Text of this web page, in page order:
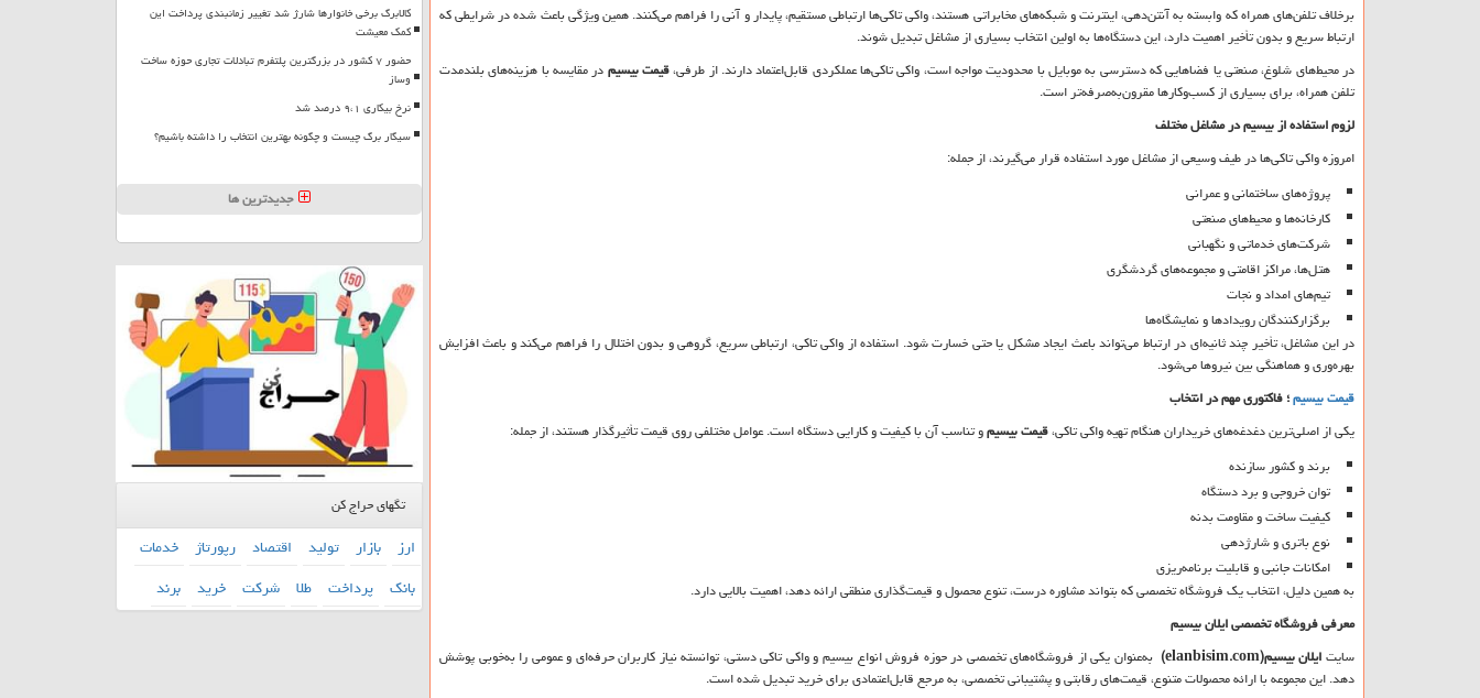
برخلاف تلفن‌های همراه که وابسته به آنتن‌دهی، اینترنت و شبکه‌های مخابراتی هستند، واکی تاکی‌ها ارتباطی مستقیم، پایدار و آنی را فراهم می‌کنند. همین ویژگی باعث شده در شرایطی که
ارتباط سریع و بدون تأخیر اهمیت دارد، این دستگاه‌ها به اولین انتخاب بسیاری از مشاغل تبدیل شوند.
در محیط‌های شلوغ، صنعتی یا فضاهایی که دسترسی به موبایل با محدودیت مواجه است، واکی تاکی‌ها عملکردی قابل‌اعتماد دارند. از طرفی،قیمت بیسیمدر مقایسه با هزینه‌های بلندمدت
تلفن همراه، برای بسیاری از کسب‌وکارها مقرون‌به‌صرفه‌تر است.
لزوم استفاده از بیسیم در مشاغل مختلف
امروزه واکی تاکی‌ها در طیف وسیعی از مشاغل مورد استفاده قرار می‌گیرند، از جمله:
پروژه‌های ساختمانی و عمرانی
کارخانه‌ها و محیط‌های صنعتی
شرکت‌های خدماتی و نگهبانی
هتل‌ها، مراکز اقامتی و مجموعه‌های گردشگری
تیم‌های امداد و نجات
برگزارکنندگان رویدادها و نمایشگاه‌ها
در این مشاغل، تأخیر چند ثانیه‌ای در ارتباط می‌تواند باعث ایجاد مشکل یا حتی خسارت شود. استفاده از واکی تاکی، ارتباطی سریع، گروهی و بدون اختلال را فراهم می‌کند و باعث افزایش
بهره‌وری و هماهنگی بین نیروها می‌شود.
قیمت بیسیم؛ فاکتوری مهم در انتخاب
یکی از اصلی‌ترین دغدغه‌های خریداران هنگام تهیه واکی تاکی،قیمت بیسیمو تناسب آن با کیفیت و کارایی دستگاه است. عوامل مختلفی روی قیمت تأثیرگذار هستند، از جمله:
برند و کشور سازنده
توان خروجی و برد دستگاه
کیفیت ساخت و مقاومت بدنه
نوع باتری و شارژدهی
امکانات جانبی و قابلیت برنامه‌ریزی
به همین دلیل، انتخاب یک فروشگاه تخصصی که بتواند مشاوره درست، تنوع محصول و قیمت‌گذاری منطقی ارائه دهد، اهمیت بالایی دارد.
معرفی فروشگاه تخصصی ایلان بیسیم
سایتایلان بیسیم(elanbisim.com) به‌عنوان یکی از فروشگاه‌های تخصصی در حوزه فروش انواع بیسیم و واکی تاکی دستی، توانسته نیاز کاربران حرفه‌ای و عمومی را به‌خوبی پوشش
دهد. این مجموعه با ارائه محصولات متنوع، قیمت‌های رقابتی و پشتیبانی تخصصی، به مرجع قابل‌اعتمادی برای خرید تبدیل شده است.
کالابرگ برخی خانوارها شارژ شد تغییر زمانبندی پرداخت این
کمک معیشت
حضور ۷ کشور در بزرگترین پلتفرم تبادلات تجاری حوزه ساخت
وساز
نرخ بیکاری ۹،۱ درصد شد
سیگار برگ چیست و چگونه بهترین انتخاب را داشته باشیم؟
جدیدترین ها
تگهای حراج کن
ارز بازار تولید اقتصاد رپورتاژ خدمات
بانك پرداخت طلا شركت خرید برند